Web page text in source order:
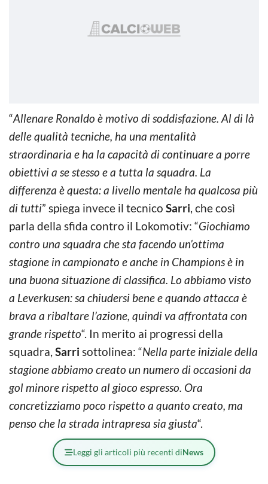
“Allenare Ronaldo è motivo di soddisfazione. Al di là
delle qualità tecniche, ha una mentalità
straordinaria e ha la capacità di continuare a porre
obiettivi a se stesso e a tutta la squadra. La
differenza è questa: a livello mentale ha qualcosa più
di tutti” spiega invece il tecnico Sarri, che così
parla della sfida contro il Lokomotiv: “Giochiamo
contro una squadra che sta facendo un’ottima
stagione in campionato e anche in Champions è in
una buona situazione di classifica. Lo abbiamo visto
a Leverkusen: sa chiudersi bene e quando attacca è
brava a ribaltare l’azione, quindi va affrontata con
grande rispetto“. In merito ai progressi della
squadra, Sarri sottolinea: “Nella parte iniziale della
stagione abbiamo creato un numero di occasioni da
gol minore rispetto al gioco espresso. Ora
concretizziamo poco rispetto a quanto creato, ma
penso che la strada intrapresa sia giusta“.
Leggi gli articoli più recenti diNews